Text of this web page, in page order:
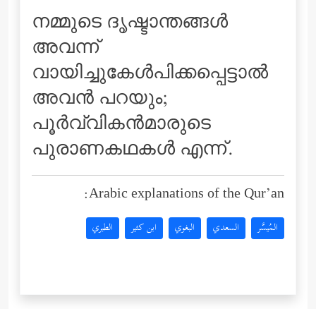
നമ്മുടെ ദൃഷ്ടാന്തങ്ങള്‍
അവന്ന്
വായിച്ചുകേള്‍പിക്കപ്പെട്ടാല്‍
അവന്‍ പറയും;
പൂര്‍വ്വികന്‍മാരുടെ
പുരാണകഥകള്‍ എന്ന്‌.
Arabic explanations of the Qur’an:
المُيسَّر السعدي البغوي ابن كثير الطبري